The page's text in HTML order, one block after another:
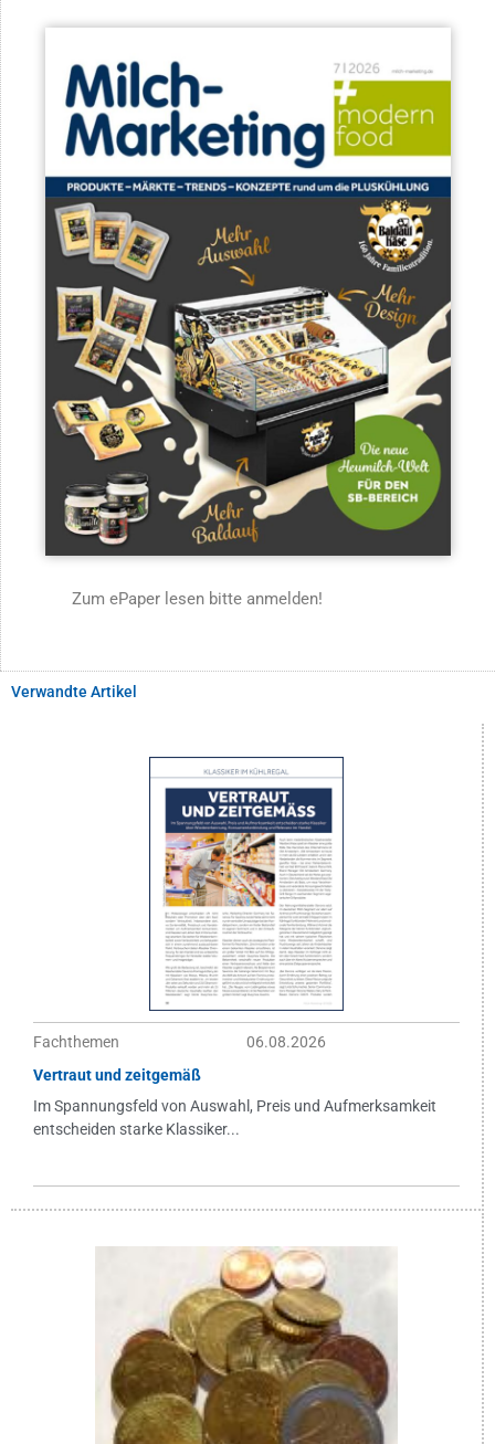
Zum ePaper lesen bitte anmelden!
Verwandte Artikel
Fachthemen
06.08.2026
Vertraut und zeitgemäß
Im Spannungsfeld von Auswahl, Preis und Aufmerksamkeit
entscheiden starke Klassiker...